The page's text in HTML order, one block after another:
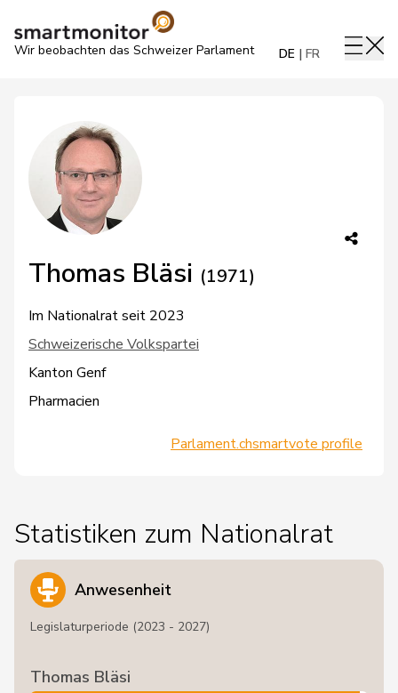
Wir beobachten das Schweizer Parlament DE FR
Thomas Bläsi (1971)
Im Nationalrat seit 2023
Schweizerische Volkspartei
Kanton Genf
Pharmacien
Parlament.chsmartvote profile
Statistiken zum Nationalrat
Anwesenheit
Legislaturperiode (2023 - 2027)
Thomas Bläsi